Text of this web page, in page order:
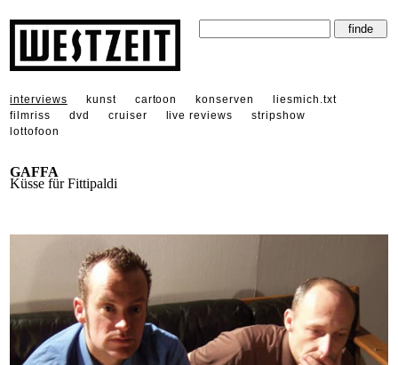
interviews kunst cartoon konserven
liesmich.txt
filmriss
dvd cruiser live reviews
stripshow
lottofoon
GAFFA
Küsse für Fittipaldi